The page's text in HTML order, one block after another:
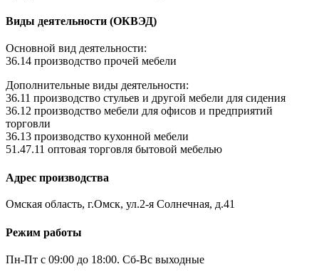
Виды деятельности (ОКВЭД)
Основной вид деятельности:
36.14 производство прочей мебели
Дополнительные виды деятельности:
36.11 производство стульев и другой мебели для сидения
36.12 производство мебели для офисов и предприятий
торговли
36.13 производство кухонной мебели
51.47.11 оптовая торговля бытовой мебелью
Адрес производства
Омская область, г.Омск, ул.2-я Солнечная, д.41
Режим работы
Пн-Пт с 09:00 до 18:00. Сб-Вс выходные